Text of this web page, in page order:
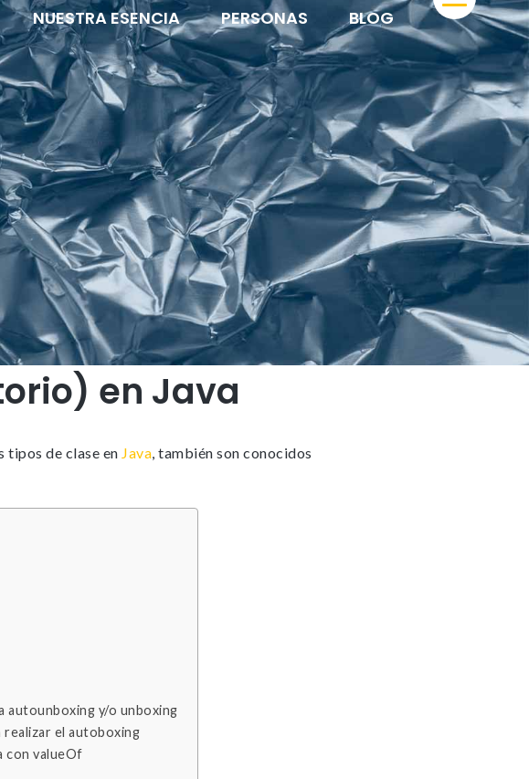
NUESTRA ESENCIA PERSONAS BLOG
en Java
tipos de clase en Java, también son conocidos
autounboxing y/o unboxing
realizar el autoboxing
con valueOf